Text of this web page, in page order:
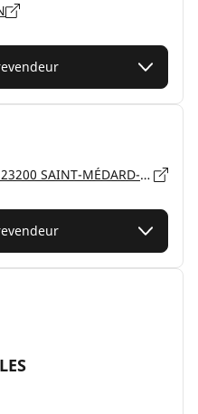
Chemin du Vieux Fourneaux, 23200 SAINT-MÉDARD-LA-ROCHETTE